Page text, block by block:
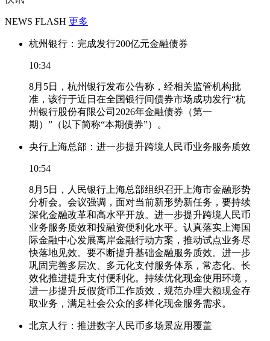
NEWS FLASH 更多
杭州银行：完成发行200亿元金融债券
10:34
8月5日，杭州银行发布公告称，经相关监管机构批
准，该行于近日在全国银行间债券市场成功发行“杭
州银行股份有限公司2026年金融债券（第一
期）”（以下简称“本期债券”）。
央行上海总部：进一步提升跨境人民币业务服务质效
10:54
8月5日，人民银行上海总部组织召开上海市金融形势
分析会。会议强调，面对当前新形势新任务，要持续
深化金融改革和高水平开放。进一步提升跨境人民币
业务服务质效和投融资便利化水平。认真落实上海国
际金融中心发展离岸金融行动方案，推动试点业务尽
快落地见效。要不断提升基础金融服务质效。进一步
巩固完善多层次、多元化支付服务体系，常态化、长
效化推进提升支付便利化。持续优化现金使用环境，
进一步提升反假货币工作质效，规范办理大额现金存
取业务，满足社会公众的多样化现金服务需求。
北京人行：推进数字人民币多场景应用覆盖